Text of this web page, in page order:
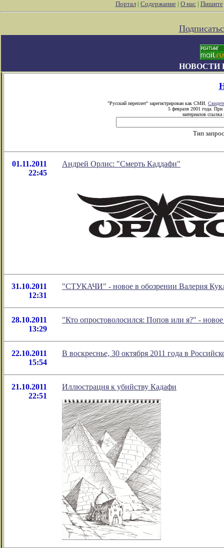
Портал| Содержание| О нас| Пишите
НОВОСТИ
"Русский переплет" зарегистрирован как СМИ.
5 февраля 2001 года. При
материалов ссылка
Тип
01.11.2011
22:45
Андрей Орлис: "Смерть Каддафи"
31.10.2011
12:31
"СТУКАЧИ" - новое в обозрении Валерия
28.10.2011
13:29
"Кто опростоволосился: Попов или я?" -
22.10.2011
15:54
В воскреснье, 30 октября 2011 года в
21.10.2011
22:51
Иллюстрация к убийству Кадафи